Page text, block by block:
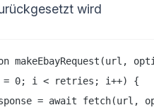
wird
makeEbayRequest(url,
0; i < retries; i++) {
= await fetch(url,